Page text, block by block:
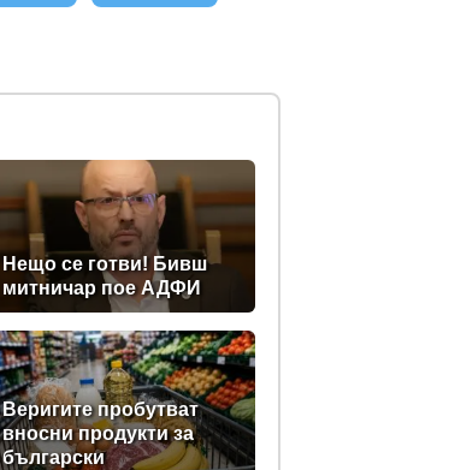
Нещо се готви! Бивш
митничар пое АДФИ
Веригите пробутват
вносни продукти за
български